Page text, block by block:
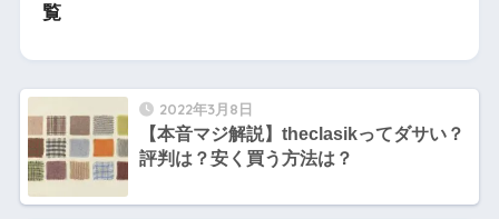
覧
2022年3月8日
【本音マジ解説】theclasikってダサい？
評判は？安く買う方法は？